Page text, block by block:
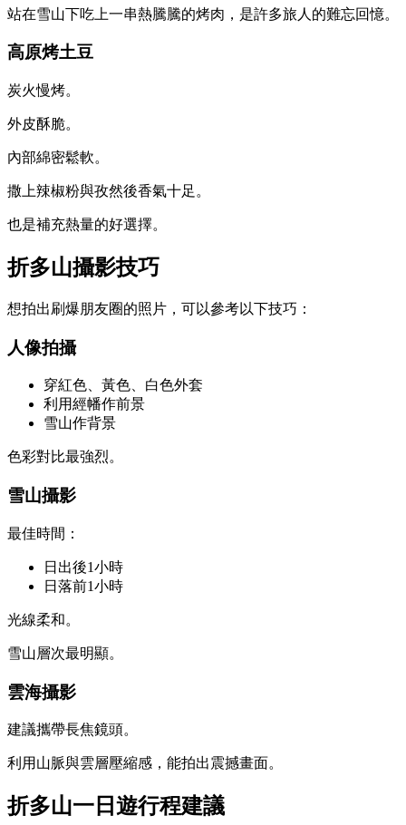
站在雪山下吃上一串熱騰騰的烤肉，是許多旅人的難忘回憶。
高原烤土豆
炭火慢烤。
外皮酥脆。
內部綿密鬆軟。
撒上辣椒粉與孜然後香氣十足。
也是補充熱量的好選擇。
折多山攝影技巧
想拍出刷爆朋友圈的照片，可以參考以下技巧：
人像拍攝
穿紅色、黃色、白色外套
利用經幡作前景
雪山作背景
色彩對比最強烈。
雪山攝影
最佳時間：
日出後1小時
日落前1小時
光線柔和。
雪山層次最明顯。
雲海攝影
建議攜帶長焦鏡頭。
利用山脈與雲層壓縮感，能拍出震撼畫面。
折多山一日遊行程建議